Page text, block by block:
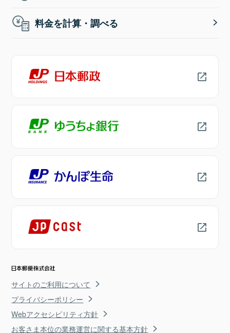
料金を計算・調べる
サイトのご利用について
プライバシーポリシー
Webアクセシビリティ方針
お客さま本位の業務運営に関する基本方針